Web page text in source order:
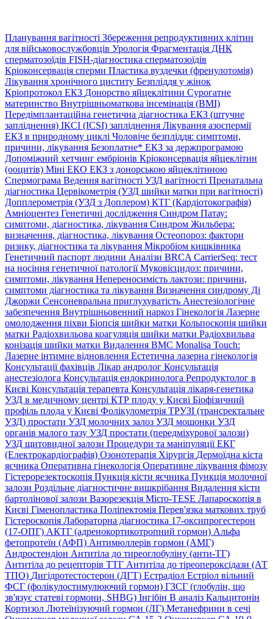
Планування вагітності Збереження репродуктивних клітин
для військовослужбовців Урологія Фрагментація ДНК
сперматозоїдів FISH-діагностика сперматозоїдів
Кріоконсервація сперми Пластика вуздечки (френулотомія)
Лікування хронічного циститу Безпліддя у жінок
Кріопротокол ЕКЗ Донорство яйцеклітини Сурогатне
материнство Внутрішньоматкова інсемінація (ВМІ)
Передімплантаційна генетична діагностика ЕКЗ (штучне
запліднення) ІКСІ (ICSI) запліднення Лікування азоспермії
ЕКЗ в природному циклі Чоловіче безпліддя: симптоми,
причини, лікування Безоплатне* ЕКЗ за держпрограмою
Допоміжний хетчинг ембріонів Кріоконсервація яйцеклітин
(ооцитів) Міні ЕКО ЕКЗ з донорською яйцеклітиною
Спермограма Ведення вагітності УЗД вагітності Пренатальна
діагностика Цервікометрія (УЗД шийки матки при вагітності)
Допплерометрія (УЗД з Доплером) КТГ (Кардіотокографія)
Амніоцентез Генетичні дослідження Синдром Патау:
симптоми, дiагностика, лiкування Синдром Жильбера:
визначення, діагностика, лікування Остеопороз: фактори
ризику, діагностика та лікування Мікробіом кишківника
Генетичний паспорт людини Аналізи BRCA CarrierSeq: тест
на носіння генетичної патологіїМуковісцидоз: причини,
симптоми, лікування Непереносимість лактози: причини,
симптоми діагностика та лікування Визначення синдрому Ді
Джоржи Сенсоневральна приглухуватість Анестезіологічне
забезпечення Внутрішньовенний наркоз Гінекологія Лазерне
омолодження піхви Біопсія шийки матки Кольпоскопія шийки
матки Радіохвильова коагуляція шийки матки Радіохвильва
конізація шийки матки Видалення ВМС Monalisa Touch:
Лазерне інтимне відновлення Естетична лазерна гінекологія
Консультації фахівців Лікар андролог Консультація
анестезіолога Консультація ендокринолога Репродуктолог в
Києві Консультація терапевта Консультація лікаря-генетика
УЗД в медичному центрі КТР плоду у Києві Біофізичний
профіль плода у Києві Фолікулометрія ТРУЗІ (трансректальне
УЗД) простати УЗД молочних залоз УЗД мошонки УЗД
органів малого тазу УЗД простати (передміхурової залози)
УЗД щитовидної залози Процедури та маніпуляціїЕКГ
(Електрокардіографія) Озонотерапія Хірургія Дермоїдна кіста
яєчника Оперативна гінекологія Оперативне лікування фімозу
Гістерорезектоскопія Пункція кісти яєчника Пункція молочної
залози Роздільне діагностичне вишкрібання Видалення кісти
бартолінової залози Вазорезекція Micro-TESE Лапароскопія в
Києві Гіменопластика Поліпектомія Перев'язка маткових труб
Гістероскопія Лабораторна діагностика 17-оксипрогестерон
(17-ОПГ) АКТГ (адренокортикотропний гормон) Альфа
фетопротеїн (АФП) Антимюллерів гормон (АМГ)
Андростендіон Антитіла до тиреоглобуліну (анти-ТГ)
Антитіла до рецепторів ТТГ Антитіла до тіреопероксідази (АТ
ТПО) Дигідротестостерон (ДГТ) Естрадіол Естріол вільний
ФСГ (фолікулостимулюючий гормон) ГЗСГ (глобулін, що
зв'язує статеві гормони, SHBG) Інгібін B аналіз Кальцитонін
Кортизол Лютеїнізуючий гормон (ЛГ) Метанефрини в сечі